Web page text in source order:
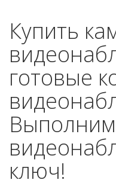
Купить
готовые
Выполним
ключ!